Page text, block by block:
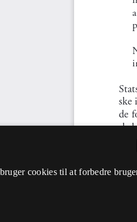
cookies til at forbedre